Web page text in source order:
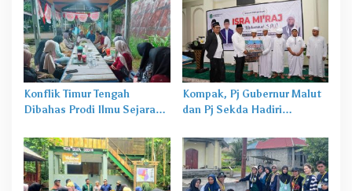
Konflik Timur Tengah
Dibahas Prodi Ilmu Sejarah
hingga Rupiah Bisa
Terdampak
Kompak, Pj Gubernur Malut
dan Pj Sekda Hadiri
Masjid Nurul Hasan